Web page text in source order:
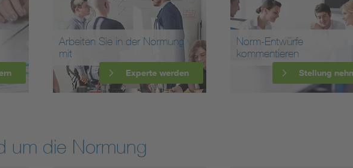
Arbeiten Sie in der Normung
mit
Experte werden
Norm-Entwürfe
kommentieren
Stellung
um die Normung